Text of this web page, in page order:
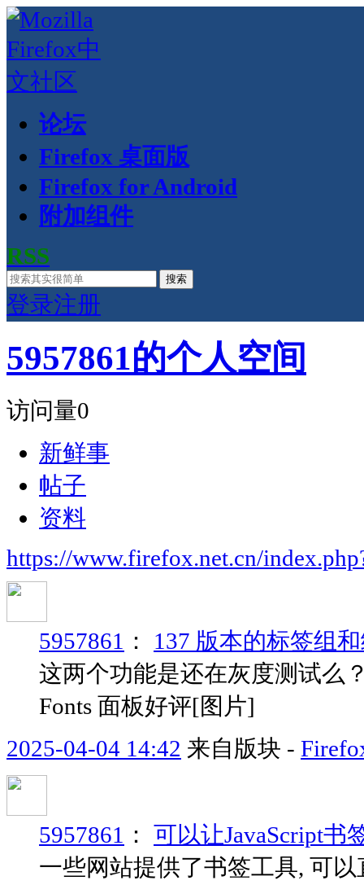
论坛
Firefox 桌面版
Firefox for Android
附加组件
RSS
搜索
登录注册
5957861的个人空间
访问量0
新鲜事
帖子
资料
https://www.firefox.net.cn/
5957861 ： 137 版本的标签组
这两个功能是还在灰度测试么
Fonts 面板好评[图片]
2025-04-04 14:42 来自版块 -
5957861 ： 可以让JavaScript书
一些网站提供了书签工具, 可